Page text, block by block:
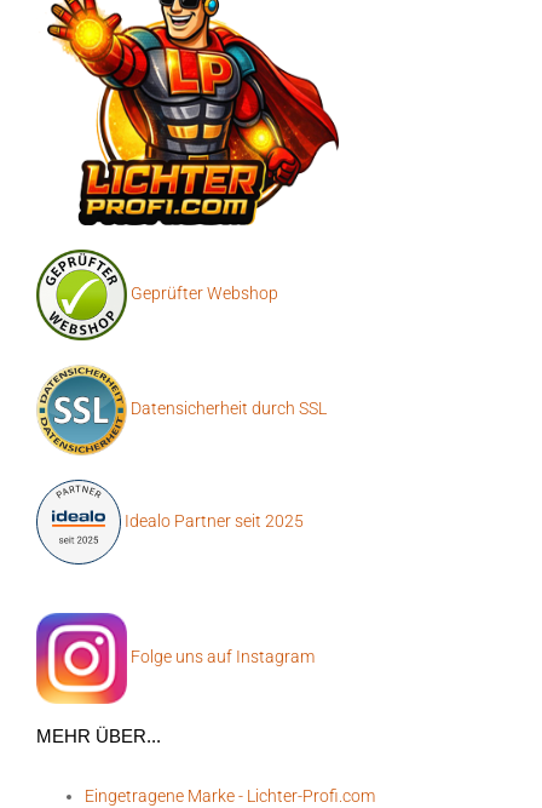
Geprüfter Webshop
Datensicherheit durch SSL
Idealo Partner seit 2025
Folge uns auf Instagram
MEHR ÜBER...
Eingetragene Marke - Lichter-Profi.com